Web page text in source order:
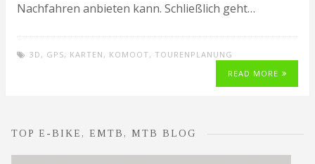
Nachfahren anbieten kann. Schließlich geht…
3D , GPS, KARTEN , KOMOOT , TOURENPLANUNG
READ MORE
TOP E-BIKE, EMTB, MTB BLOG